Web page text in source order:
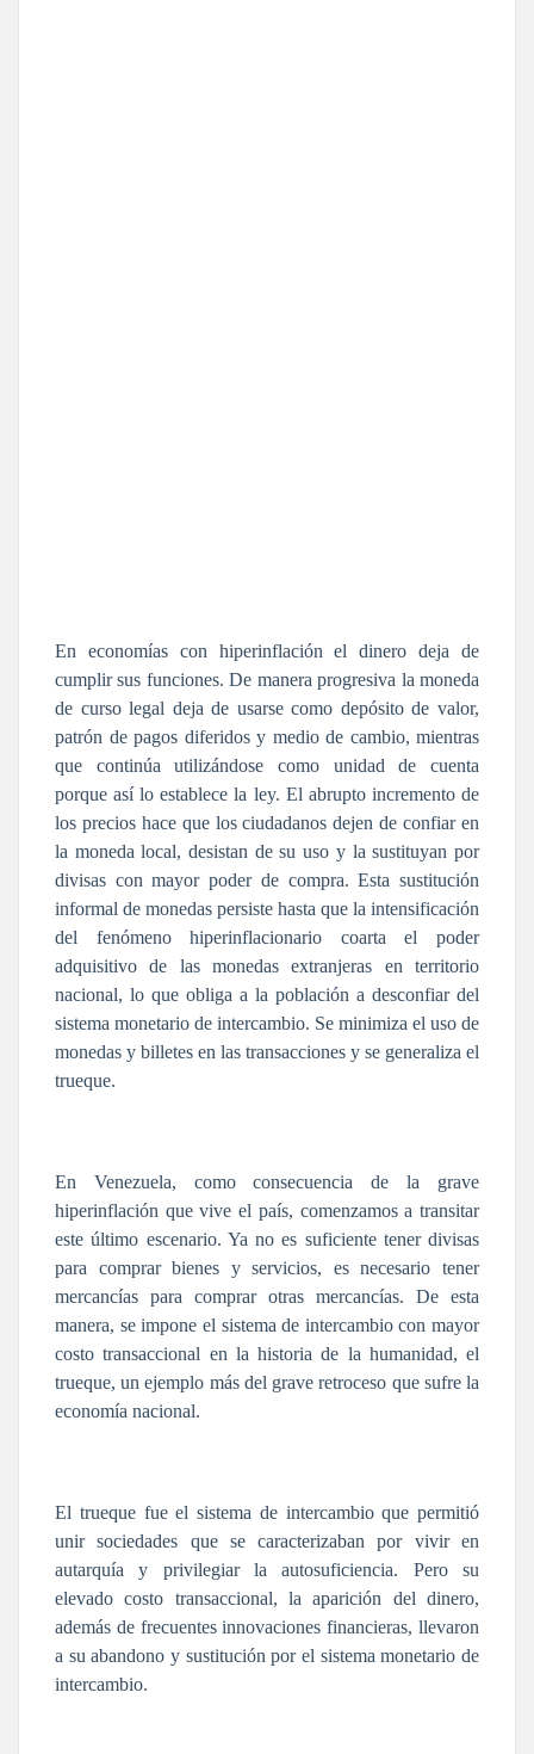
En economías con hiperinflación el dinero deja de
cumplir sus funciones. De manera progresiva la moneda
de curso legal deja de usarse como depósito de valor,
patrón de pagos diferidos y medio de cambio, mientras
que continúa utilizándose como unidad de cuenta
porque así lo establece la ley. El abrupto incremento de
los precios hace que los ciudadanos dejen de confiar en
la moneda local, desistan de su uso y la sustituyan por
divisas con mayor poder de compra. Esta sustitución
informal de monedas persiste hasta que la intensificación
del fenómeno hiperinflacionario coarta el poder
adquisitivo de las monedas extranjeras en territorio
nacional, lo que obliga a la población a desconfiar del
sistema monetario de intercambio. Se minimiza el uso de
monedas y billetes en las transacciones y se generaliza el
trueque.
En Venezuela, como consecuencia de la grave
hiperinflación que vive el país, comenzamos a transitar
este último escenario. Ya no es suficiente tener divisas
para comprar bienes y servicios, es necesario tener
mercancías para comprar otras mercancías. De esta
manera, se impone el sistema de intercambio con mayor
costo transaccional en la historia de la humanidad, el
trueque, un ejemplo más del grave retroceso que sufre la
economía nacional.
El trueque fue el sistema de intercambio que permitió
unir sociedades que se caracterizaban por vivir en
autarquía y privilegiar la autosuficiencia. Pero su
elevado costo transaccional, la aparición del dinero,
además de frecuentes innovaciones financieras, llevaron
a su abandono y sustitución por el sistema monetario de
intercambio.